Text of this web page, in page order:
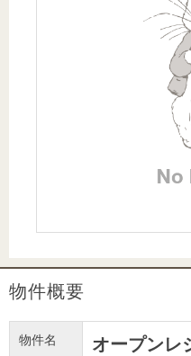
住
ン
レ
（電子ブ
ック）
検
売
ド
物件概要
物件名
オープンレ